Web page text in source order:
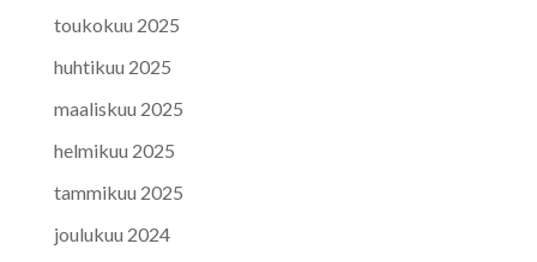
toukokuu 2025
huhtikuu 2025
maaliskuu 2025
helmikuu 2025
tammikuu 2025
joulukuu 2024